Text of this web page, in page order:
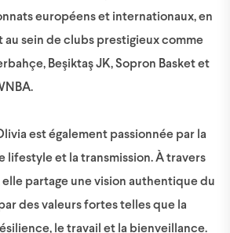
européens et internationaux, en
au sein de clubs prestigieux comme
Beşiktaş JK, Sopron Basket et
est également passionnée par la
lifestyle et la transmission. À travers
elle partage une vision authentique du
des valeurs fortes telles que la
le travail et la bienveillance.